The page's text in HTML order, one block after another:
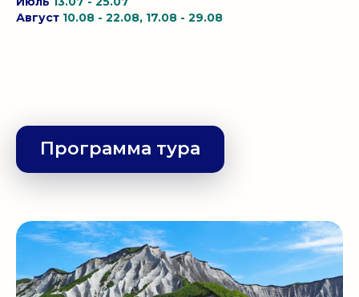
Август 10.08 - 22.08, 17.08 - 29.08
Программа тура